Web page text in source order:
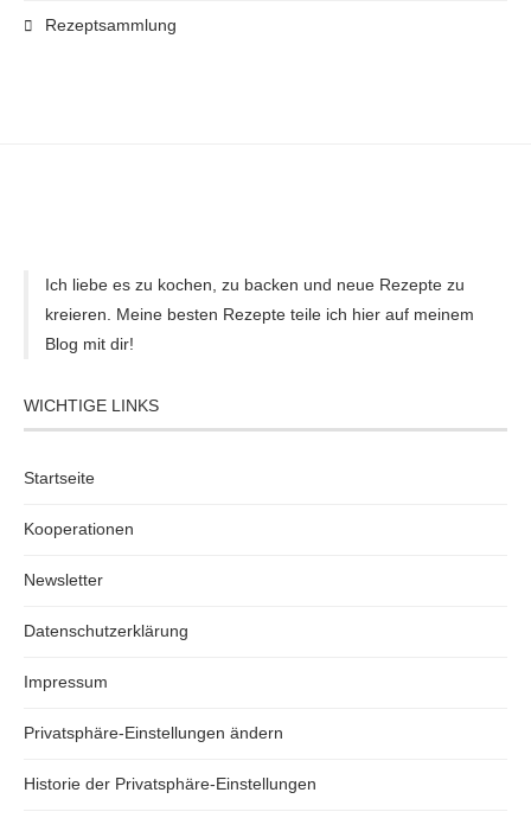
Rezeptsammlung
Ich liebe es zu kochen, zu backen und neue Rezepte zu
kreieren. Meine besten Rezepte teile ich hier auf meinem
Blog mit dir!
WICHTIGE LINKS
Startseite
Kooperationen
Newsletter
Datenschutzerklärung
Impressum
Privatsphäre-Einstellungen ändern
Historie der Privatsphäre-Einstellungen